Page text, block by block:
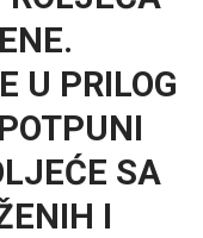
U PRILOG
SA
I